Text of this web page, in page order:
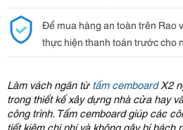
Để mua hàng an toàn trên Rao
thực hiện thanh toán trước cho
Làm vách ngăn từtấm cemboardX2
trong thiết kế xây dựng nhà cửa hay
công trình. Tấm cemboard giúp các
tiết kiệm chi phí và không gây bí bách